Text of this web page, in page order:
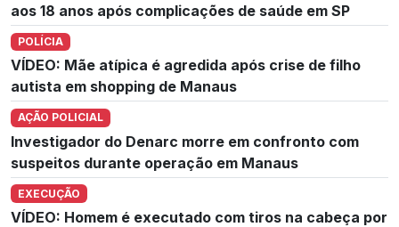
aos 18 anos após complicações de saúde em SP
POLÍCIA
VÍDEO: Mãe atípica é agredida após crise de filho
autista em shopping de Manaus
AÇÃO POLICIAL
Investigador do Denarc morre em confronto com
suspeitos durante operação em Manaus
EXECUÇÃO
VÍDEO: Homem é executado com tiros na cabeça por